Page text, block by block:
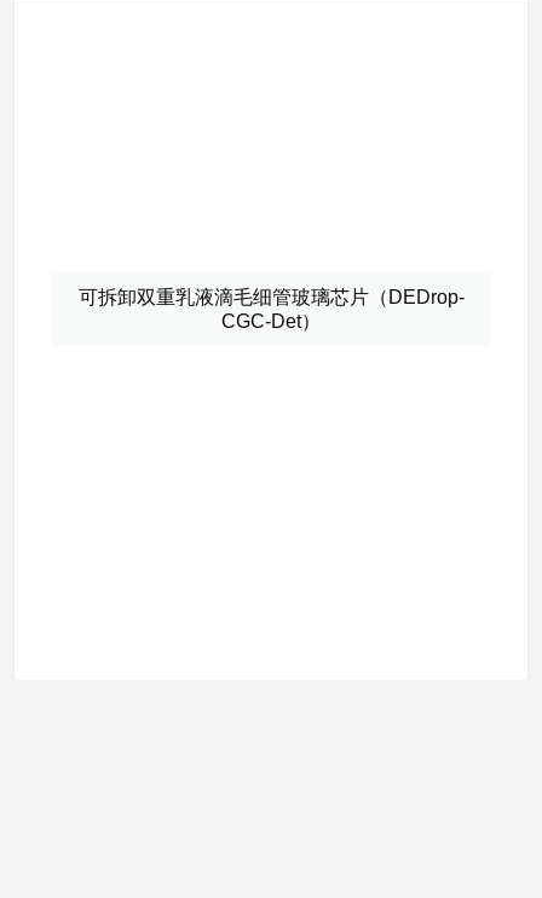
可拆卸双重乳液滴毛细管玻璃芯片（DEDrop-
CGC-Det）